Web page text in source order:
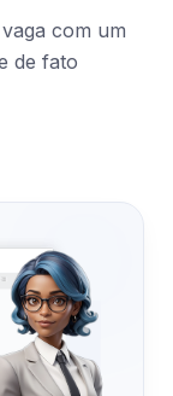
com um
de fato